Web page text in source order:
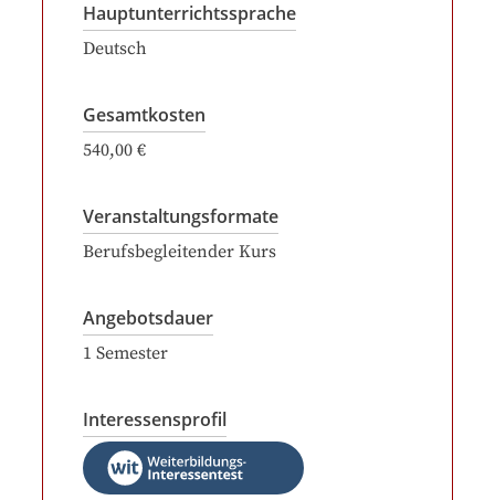
Hauptunterrichtssprache
Deutsch
Gesamtkosten
540,00 €
Veranstaltungsformate
Berufsbegleitender Kurs
Angebotsdauer
1 Semester
Interessensprofil